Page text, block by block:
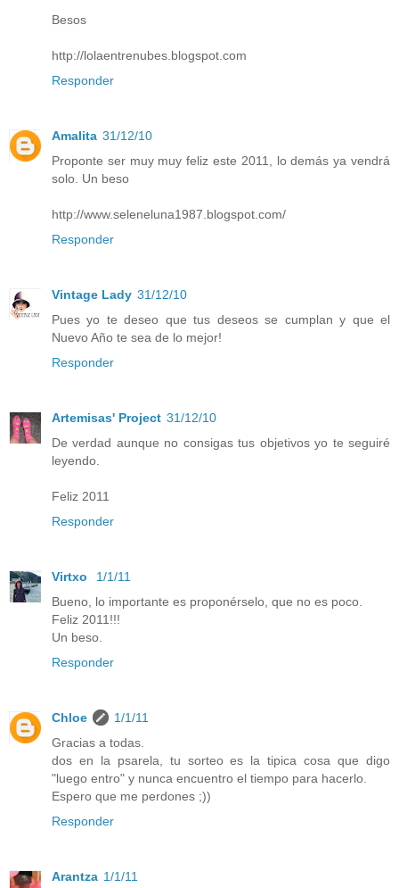
Besos
http://lolaentrenubes.blogspot.com
Responder
Amalita 31/12/10
Proponte ser muy muy feliz este 2011, lo demás ya vendrá
solo. Un beso
http://www.seleneluna1987.blogspot.com/
Responder
Vintage Lady 31/12/10
Pues yo te deseo que tus deseos se cumplan y que el
Nuevo Año te sea de lo mejor!
Responder
Artemisas' Project 31/12/10
De verdad aunque no consigas tus objetivos yo te seguiré
leyendo.
Feliz 2011
Responder
Virtxo
1/1/11
Bueno, lo importante es proponérselo, que no es poco.
Feliz 2011!!!
Un beso.
Responder
Chloe
1/1/11
Gracias a todas.
dos en la psarela, tu sorteo es la tipica cosa que digo
"luego entro" y nunca encuentro el tiempo para hacerlo.
Espero que me perdones ;))
Responder
Arantza 1/1/11